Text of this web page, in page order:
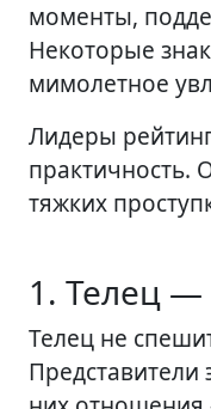
моменты,
Некоторые
мимолетное
Лидеры
практичность.
тяжких
1. Телец
Телец не
Представители